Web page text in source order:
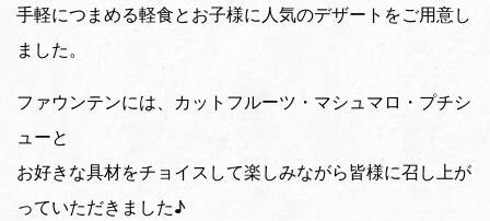
手軽につまめる軽食とお子様に人気のデザートをご用意し
ました。
ファウンテンには、カットフルーツ・マシュマロ・プチシ
ューと
お好きな具材をチョイスして楽しみながら皆様に召し上が
っていただきました♪